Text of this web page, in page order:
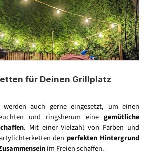
für Deinen Grillplatz
werden auch gerne eingesetzt, um einen
und ringsherum eine gemütliche
. Mit einer Vielzahl von Farben und
den perfekten Hintergrund
im Freien schaffen.